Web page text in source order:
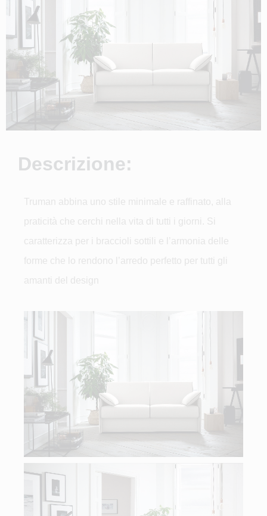
Descrizione:
Truman abbina uno stile minimale e raffinato, alla
praticità che cerchi nella vita di tutti i giorni. Si
caratterizza per i braccioli sottili e l’armonia delle
forme che lo rendono l’arredo perfetto per tutti gli
amanti del design